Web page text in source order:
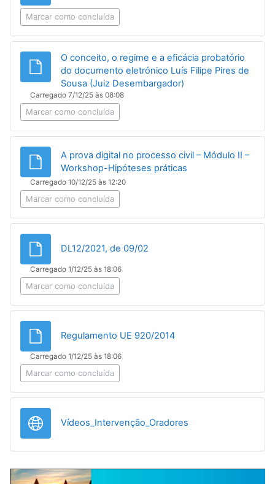
Marcar como concluída
O conceito, o regime e a eficácia probatório
do documento eletrónico Luís Filipe Pires de
Sousa (Juiz Desembargador)
Carregado 7/12/25 às 08:08
Marcar como concluída
A prova digital no processo civil – Módulo II –
Workshop-Hipóteses práticas
Carregado 10/12/25 às 12:20
Marcar como concluída
DL12/2021, de 09/02
Carregado 1/12/25 às 18:06
Marcar como concluída
Regulamento UE 920/2014Ficheiro
Carregado 1/12/25 às 18:06
Marcar como concluída
Vídeos_Intervenção_Oradores